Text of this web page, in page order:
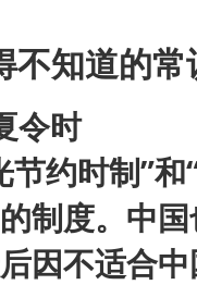
不知道的常
令时
节约时制”
制度。中
因不适合